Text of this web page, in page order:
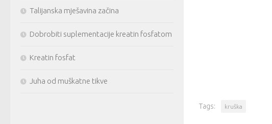
Tags: kruška
Talijanska mješavina začina
Dobrobiti suplementacije kreatin fosfatom
Kreatin fosfat
Juha od muškatne tikve